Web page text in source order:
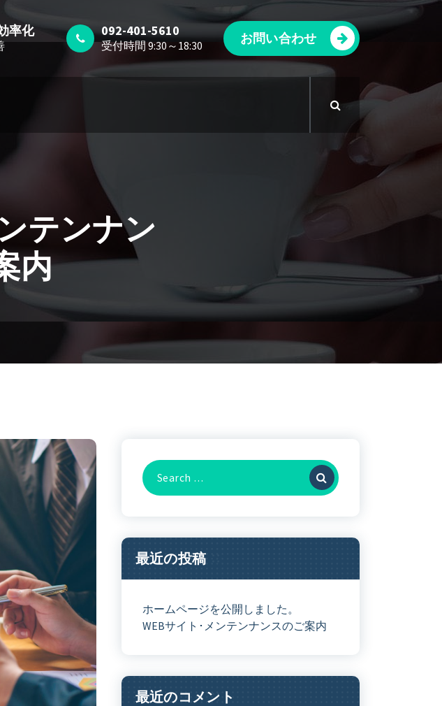
率化 092-401-5610
受付時間 9:30～18:30 お問い合わせ
テンナン
内
Search
For:
最近の投稿
ホームページを公開しました。
WEBサイト･メンテンナンスのご案内
最近のコメント